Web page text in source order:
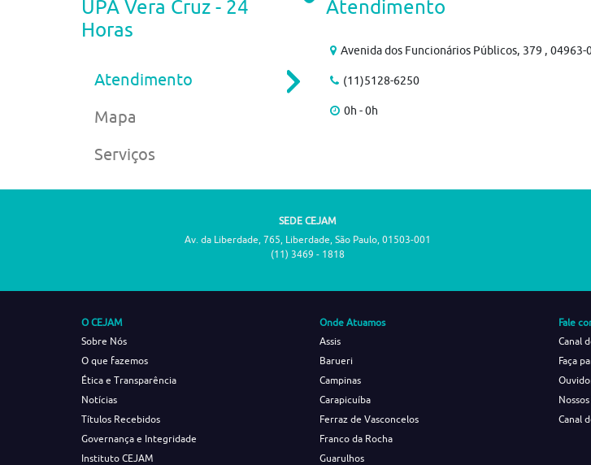
UPA Vera Cruz - 24
Horas
Atendimento
Mapa
Serviços
Atendimento
Avenida dos Funcionários Públicos, 379 , 04963-
(11)5128-6250
0h - 0h
SEDE CEJAM
Av. da Liberdade, 765, Liberdade, São Paulo, 01503-001
(11) 3469 - 1818
O CEJAM
Sobre Nós
O que fazemos
Ética e Transparência
Notícias
Títulos Recebidos
Governança e Integridade
Instituto CEJAM
Onde Atuamos
Assis
Barueri
Campinas
Carapicuíba
Ferraz de Vasconcelos
Franco da Rocha
Guarulhos
Fale
Canal
Faça
Canal